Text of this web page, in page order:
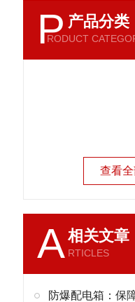
P 产品分类
RODUCT
查看
A相关文章
RTICLES
防爆配电箱：保